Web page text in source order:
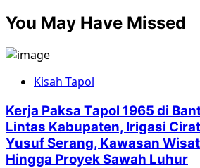
You May Have Missed
Kisah Tapol
Kerja Paksa Tapol 1965 di
Lintas Kabupaten, Irigasi
Yusuf Serang, Kawasan
Hingga Proyek Sawah Luhur